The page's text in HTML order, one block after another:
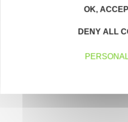
Nos partenaires
OK,
DENY ALL